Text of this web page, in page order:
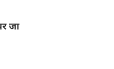
जा